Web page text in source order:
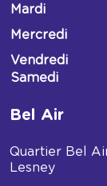
Horaires
de
Mont-
sous-
Mardi
Mercredi
Vendredi
Samedi
Bel Air
Quartier Bel
Lesney